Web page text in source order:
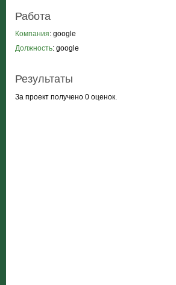
Работа
Компания: google
Должность: google
Результаты
За проект получено 0 оценок.